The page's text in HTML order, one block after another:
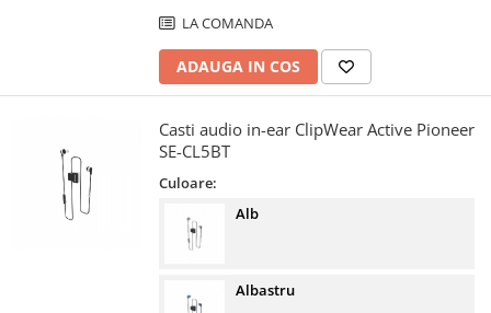
LA COMANDA
ADAUGA IN COS
Casti audio in-ear ClipWear Active Pioneer
SE-CL5BT
Culoare:
Alb
Albastru